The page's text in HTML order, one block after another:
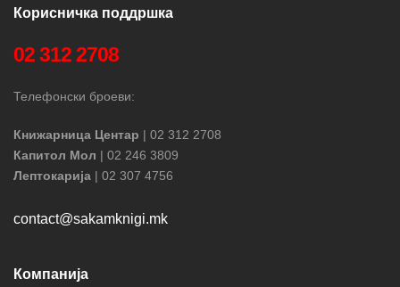
Корисничка поддршка
02 312 2708
Телефонски броеви:
Книжарница Центар | 02 312 2708
Капитол Мол | 02 246 3809
Лептокарија | 02 307 4756
contact@sakamknigi.mk
Компанија